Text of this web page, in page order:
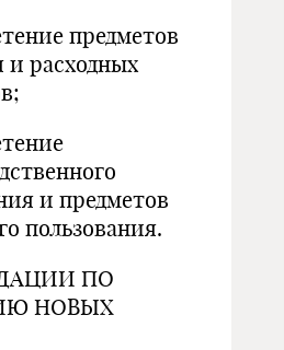
предметов
и расходных
и предметов
пользования.
ПО
НОВЫХ